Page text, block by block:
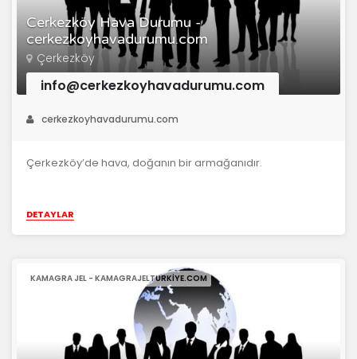
Cerkezköy Hava Durumu -
cerkezkoyhavadurumu.com
Çerkezköy
info@cerkezkoyhavadurumu.com
cerkezkoyhavadurumu.com
Çerkezköy’de hava, doğanın bir armağanıdır.
DETAYLAR
KAMAGRA JEL - KAMAGRAJELTURKIYE.COM